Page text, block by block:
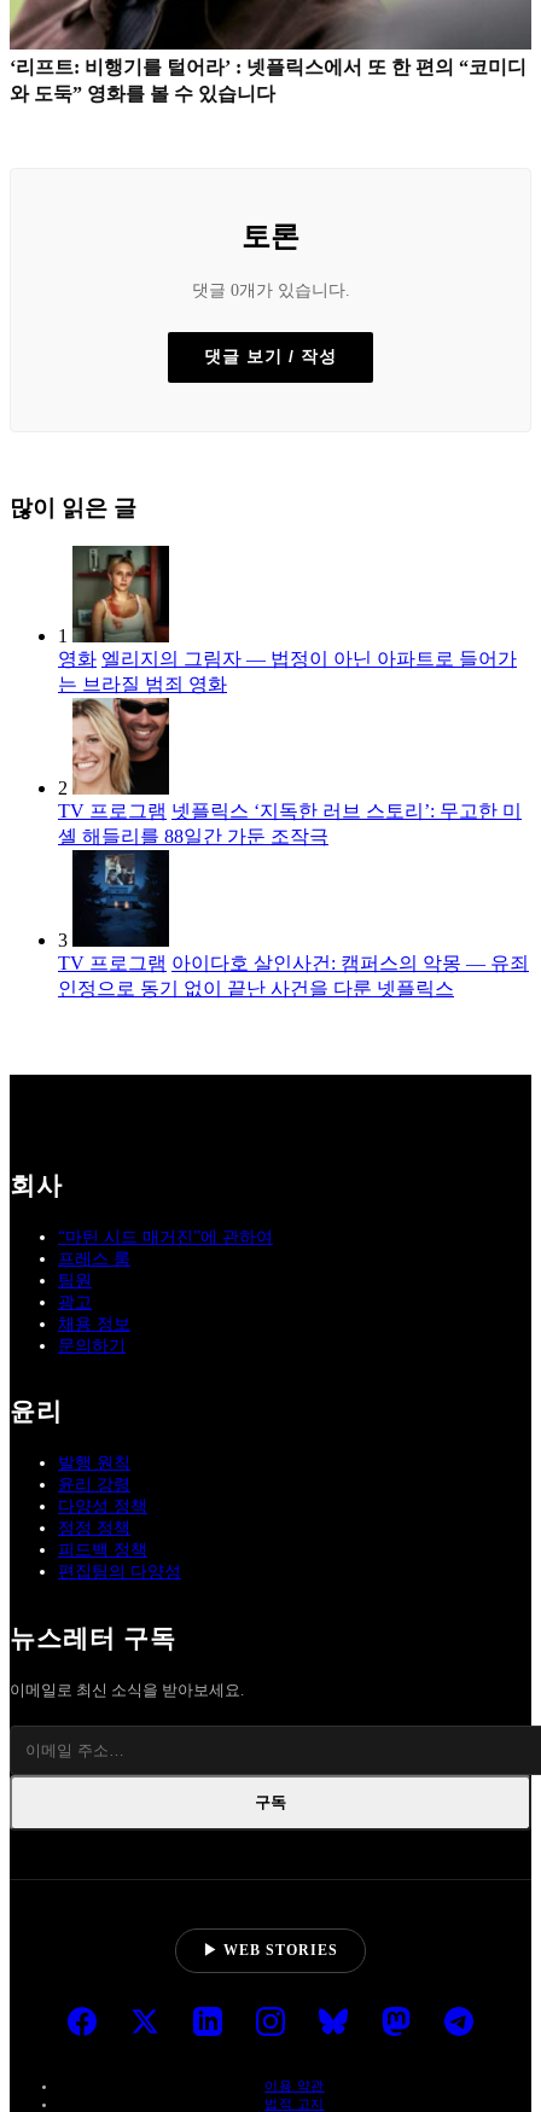
‘리프트: 비행기를 털어라’ : 넷플릭스에서 또 한 편의 “코미디
와 도둑” 영화를 볼 수 있습니다
토론
댓글 0개가 있습니다.
댓글 보기 / 작성
많이 읽은 글
1
영화 엘리지의 그림자 — 법정이 아닌 아파트로 들어가
는 브라질 범죄 영화
2
TV 프로그램 넷플릭스 ‘지독한 러브 스토리’: 무고한 미
셸 해들리를 88일간 가둔 조작극
3
TV 프로그램 아이다호 살인사건: 캠퍼스의 악몽 — 유죄
인정으로 동기 없이 끝난 사건을 다룬 넷플릭스
회사
“마틴 시드 매거진”에 관하여
프레스 룸
팀원
광고
채용 정보
문의하기
윤리
발행 원칙
윤리 강령
다양성 정책
정정 정책
피드백 정책
편집팀의 다양성
뉴스레터 구독
이메일로 최신 소식을 받아보세요.
구독
▶ WEB STORIES
이용 약관
법적 고지